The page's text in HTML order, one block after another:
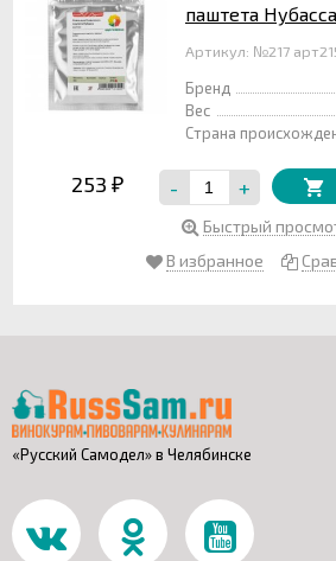
паштета Нубасса
Артикул: №217
Бренд
Вес
Страна
253 ₽ - +
Быстрый
В избранное
«Русский Самодел» в Челябинске